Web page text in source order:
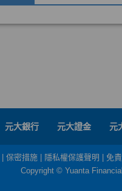
元大銀行 元大證金 元
保密措施 隱私權保護聲明 免
Copyright © Yuanta